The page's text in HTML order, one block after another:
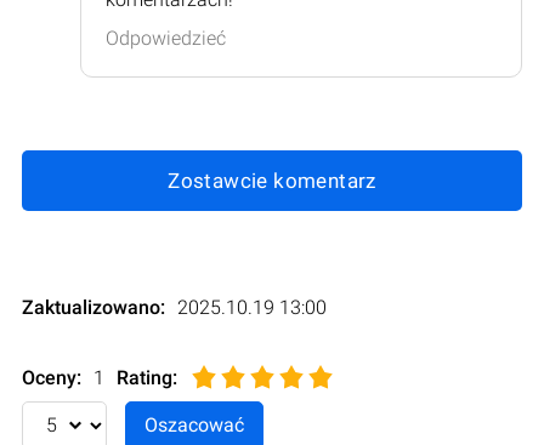
Odpowiedzieć
Zostawcie komentarz
Zaktualizowano: 2025.10.19 13:00
Oceny: 1 Rating: